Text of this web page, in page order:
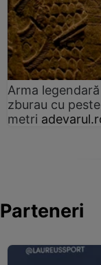
Arma
zburau cu
metri
Parteneri